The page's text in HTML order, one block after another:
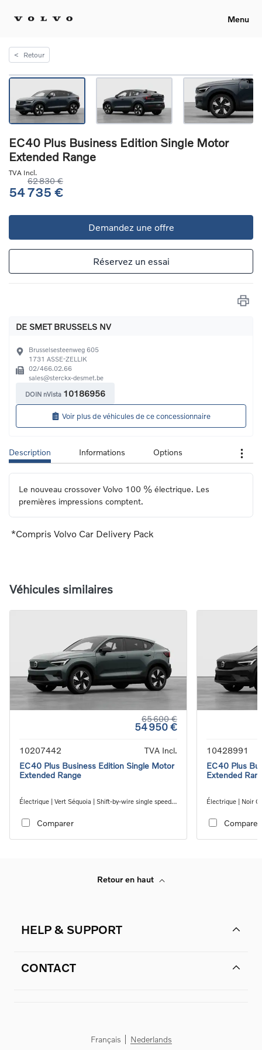
Menu
< Retour
EC40 Plus Business Edition Single Motor
Extended Range
TVA Incl.
62 830 €
54 735 €
Demandez une offre
Réservez un essai
DE SMET BRUSSELS NV
Brusselsesteenweg 605
1731 ASSE-ZELLIK
02/466.02.66
sales@sterckx-desmet.be
DOIN nVista 10186956
Voir plus de véhicules de ce concessionnaire
Description Informations Options
Le nouveau crossover Volvo 100 % électrique. Les
premières impressions comptent.
*Compris Volvo Car Delivery Pack
Véhicules similaires
65 600 €
54 950 €
10207442
TVA Incl.
EC40 Plus Business Edition Single Motor
Extended Range
Électrique | Vert Séquoia | Shift-by-wire single speed
Comparer
10428991
EC40 Plus
Extended
Électrique | Noir
Comparer
Retour en haut
HELP & SUPPORT
CONTACT
Français Nederlands